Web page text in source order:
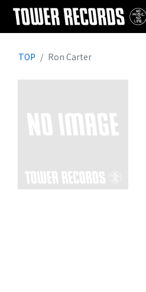
TOP Ron Carter